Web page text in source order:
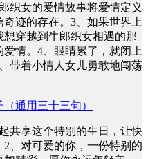
织女的爱情故事将爱情定义
迹的存在。3、如果世界上
穿越到牛郎织女相遇的那
情。4、眼睛累了，就闭上
带着小情人女儿勇敢地闯荡
通用三十三句）
共享这个特别的生日，让快
、对可爱的你，一份特别的